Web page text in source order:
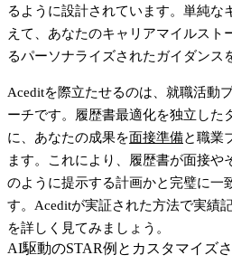
るように設計されています。単純な
えて、あなたのキャリアマイルスト
るパーソナライズされたガイダンス
Aceditを際立たせるのは、就職活動
ーチです。履歴書最適化を独立した
に、あなたの成果を面接準備と職業
ます。これにより、履歴書が面接や
のように提示する計画かと完璧に一
す。Aceditが実証された方法で実績
を詳しく見てみましょう。
AI駆動のSTAR例とカスタマイズ